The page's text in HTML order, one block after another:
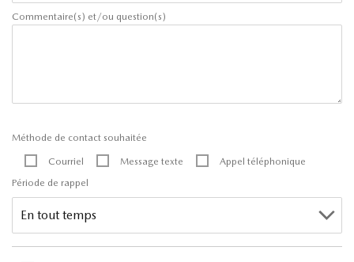
Commentaire(s) et/ou question(s)
Méthode de contact souhaitée
Courriel Message texte
Appel téléphonique
Période de rappel